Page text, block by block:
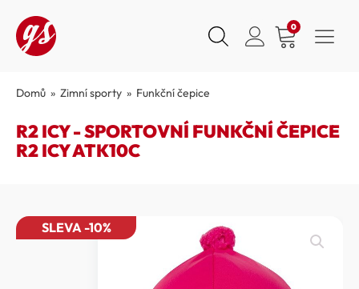
0
Domů » Zimní sporty » Funkční čepice
R2 ICY - SPORTOVNÍ FUNKČNÍ ČEPICE
R2 ICY ATK10C
SLEVA -10%